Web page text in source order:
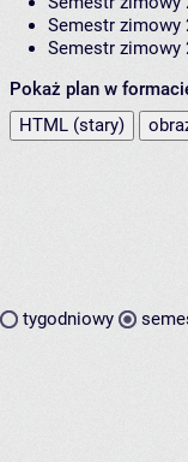
Semestr zimowy
Semestr zimowy
Pokaż plan w
HTML (stary)
tygodniowy